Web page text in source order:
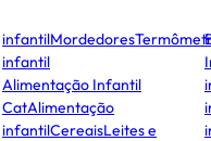
infantilMordedores
infantil
Alimentação Infantil
CatAlimentação
infantilCereaisLeites e